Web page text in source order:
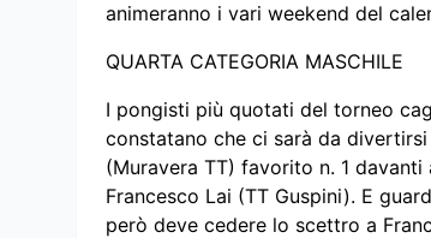
animeranno i vari weekend del
QUARTA CATEGORIA MASCHILE
I pongisti più quotati del torneo
constatano che ci sarà da
(Muravera TT) favorito n. 1
Francesco Lai (TT Guspini). E
però deve cedere lo scettro a